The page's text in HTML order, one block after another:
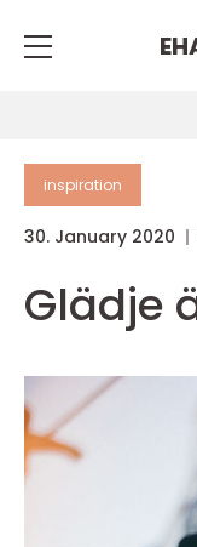
inspiration
30. January 2020
Glädje